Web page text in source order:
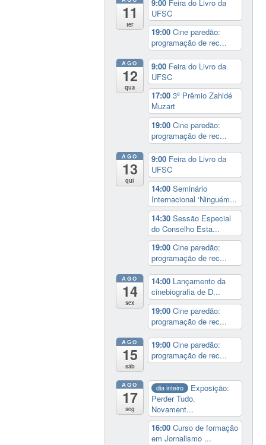
11
ter
9:00 Feira do Livro da
UFSC
19:00Cine paredão:
programação de rec...
AGO
12
qua
9:00 Feira do Livro da
UFSC
17:003º Prêmio Zahidé
Muzart
19:00Cine paredão:
programação de rec...
AGO
13
qui
9:00 Feira do Livro da
UFSC
14:00Seminário
Internacional ‘Ninguém...
14:30Sessão Especial
do Conselho Esta...
19:00Cine paredão:
programação de rec...
AGO
14
sex
14:00 Lançamento da
cinebiografia de D...
19:00Cine paredão:
programação de rec...
AGO
15
sáb
19:00Cine paredão:
programação de rec...
AGO
17
seg
dia inteiro
Exposição:
Perder Tudo.
Novament...
16:00Curso de formação
em Jornalismo ...